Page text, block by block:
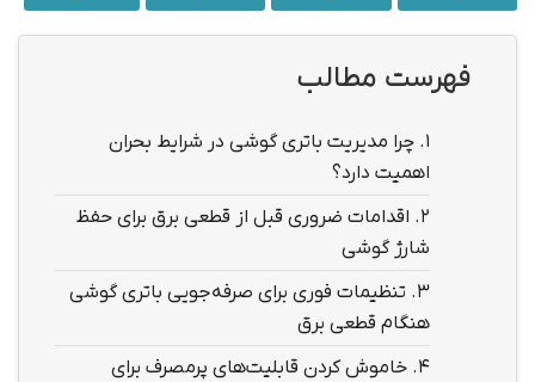
فهرست مطالب
1. چرا مدیریت باتری گوشی در شرایط بحران
اهمیت دارد؟
2. اقدامات ضروری قبل از قطعی برق برای حفظ
شارژ گوشی
3. تنظیمات فوری برای صرفه‌جویی باتری گوشی
هنگام قطعی برق
4. خاموش کردن قابلیت‌های پرمصرف برای